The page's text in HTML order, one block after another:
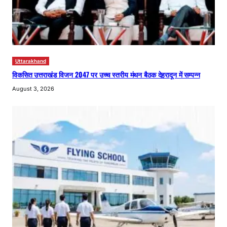
Uttarakhand
विकसित उत्तराखंड विजन 2047 पर उच्च स्तरीय मंथन बैठक देहरादून में सम्पन्न
August 3, 2026